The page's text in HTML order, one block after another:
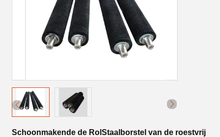
Schoonmakende de RolStaalborstel van de roestvrij